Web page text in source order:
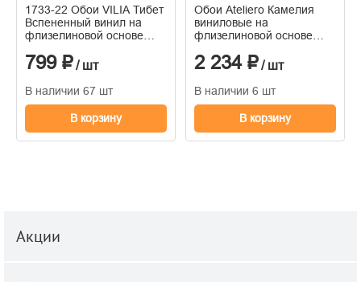
1733-22 Обои VILIA Тибет
Вспененный винил на
флизелиновой основе
799 ₽/ шт
В наличии 67 шт
В корзину
Обои Ateliero Камелия
виниловые на
флизелиновой основе
1,06м*10м
2 234 ₽/ шт
В наличии 6 шт
В корзину
Акции